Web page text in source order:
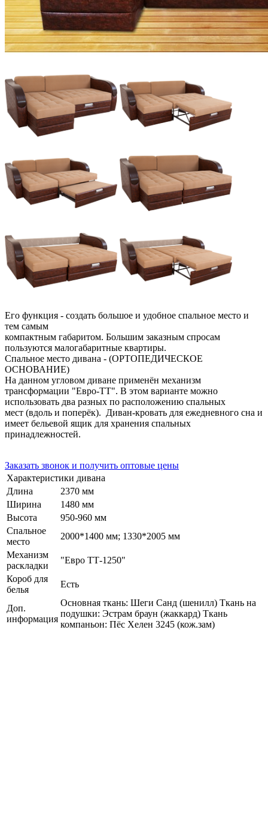
Его функция - создать большое и удобное спальное место и
тем самым
компактным габаритом. Большим заказным спросам
пользуются малогабаритные квартиры.
Спальное место дивана - (ОРТОПЕДИЧЕСКОЕ
ОСНОВАНИЕ)
На данном угловом диване применён механизм
трансформации "Евро-ТТ". В этом варианте можно
использовать два разных по расположению спальных
мест (вдоль и поперёк). Диван-кровать для ежедневного сна и
имеет бельевой ящик для хранения спальных
принадлежностей.
Заказать звонок и получить оптовые цены
Характеристики дивана
Длина
2370 мм
Ширина
1480 мм
Высота
950-960 мм
Спальное
место
2000*1400 мм; 1330*2005 мм
Механизм
раскладки
"Евро ТТ-1250"
Короб для
белья
Есть
Доп.
информация
Основная ткань: Шеги Санд (шенилл) Ткань на
подушки: Эстрам браун (жаккард) Ткань
компаньон: Пёс Хелен 3245 (кож.зам)